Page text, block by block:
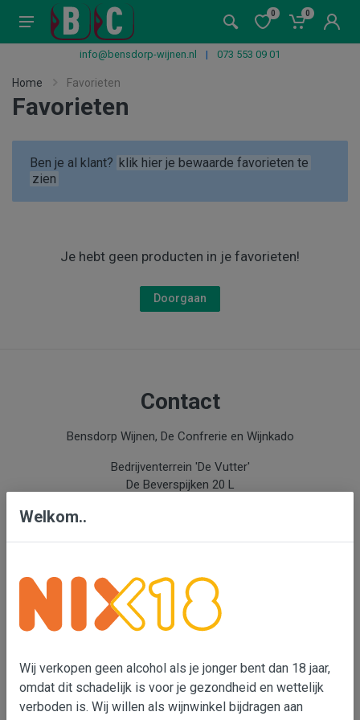
0 0
info@bensdorp-wijnen.nl | 073 553 09 01
Home Favorieten
Favorieten
Ben je al klant? klik hier je bewaarde favorieten te
zien
Je hebt geen producten in je favorieten!
Doorgaan
Contact
Bensdorp Wijnen, De Confrerie en Wijnkado
Bedrijventerrein 'De Vutter'
De Beverspijken 20 L
e-mail: Wouter Bensdorp
Over Wouter Bensdorp & Bensdorp Wijnen
Nieuwsbrief Bensdorp Wijnen
Welkom..
Wij verkopen geen alcohol als je jonger bent dan 18 jaar,
omdat dit schadelijk is voor je gezondheid en wettelijk
verboden is. Wij willen als wijnwinkel bijdragen aan